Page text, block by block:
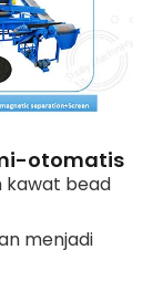
otomatis
kawat bead
menjadi